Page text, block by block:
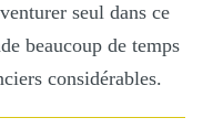
seul dans ce
beaucoup de temps
considérables.